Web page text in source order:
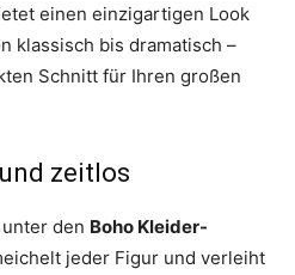
einen einzigartigen Look
klassisch bis dramatisch –
Schnitt für Ihren großen
zeitlos
den Boho Kleider-
jeder Figur und verleiht